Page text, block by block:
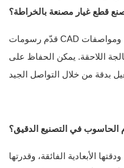
قطع غيار مصنعة بالخراطة؟
قدّم رسومات CAD موجزة، وحدود تفاوت غير واقعية، ومواصفات
اللاحقة. يمكن الحفاظ على
الأبعادية الفائقة، وقدرتها